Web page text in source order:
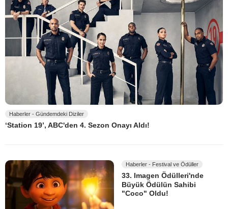
Haberler - Gündemdeki Diziler
‘Station 19’, ABC'den 4. Sezon Onayı Aldı!
Haberler - Festival ve Ödüller
33. Imagen Ödülleri'nde
Büyük Ödülün Sahibi
"Coco" Oldu!